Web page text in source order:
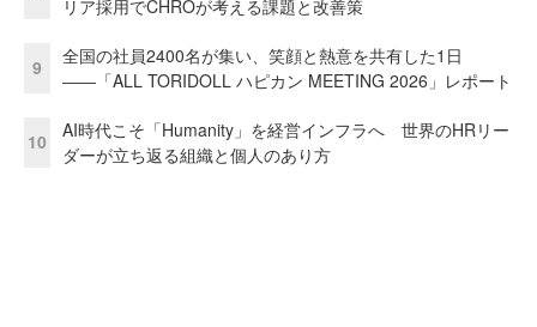
リア採用でCHROが考える課題と改善策
9
全国の社員2400名が集い、笑顔と熱意を共有した1日
――「ALL TORIDOLL ハピカン MEETING 2026」レポート
10
AI時代こそ「Humanity」を経営インフラへ 世界のHRリー
ダーが立ち返る組織と個人のあり方